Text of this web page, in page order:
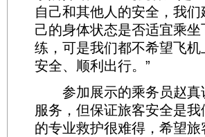
自己和其他人的安全，我
己的身体状态是否适宜乘
练，可是我们都不希望飞
安全、顺利出行。”
参加展示的乘务员赵真
服务，但保证旅客安全是
的专业救护很难得，希望